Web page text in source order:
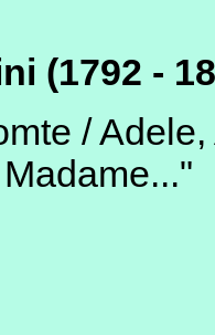
(1792 -
/